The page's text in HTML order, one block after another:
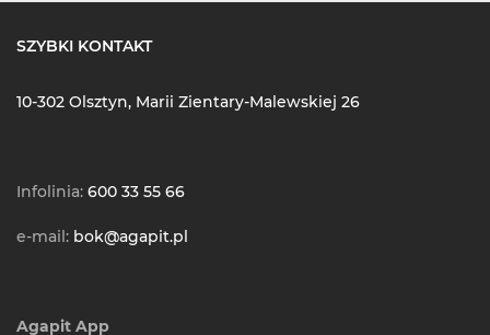
SZYBKI KONTAKT
10-302 Olsztyn, Marii Zientary-Malewskiej 26
Infolinia: 600 33 55 66
e-mail: bok@agapit.pl
Agapit App